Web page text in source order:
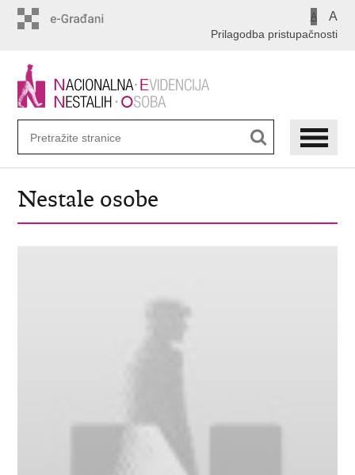
A A
Prilagodba pristupačnosti
Nestale osobe